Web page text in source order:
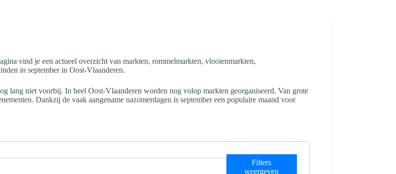
vind je een actueel overzicht van markten, rommelmarkten, vlooienmarkten,
in september in Oost-Vlaanderen.
lang niet voorbij. In heel Oost-Vlaanderen worden nog volop markten georganiseerd. Van grote
Dankzij de vaak aangename nazomerdagen is september een populaire maand voor
Filters
weergeven